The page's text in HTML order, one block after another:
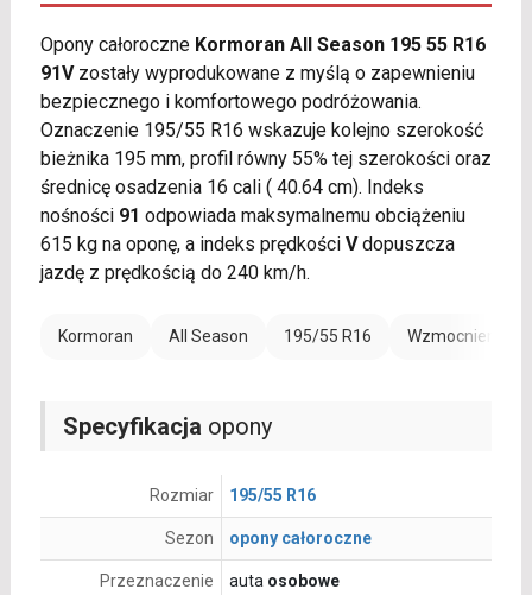
Opony całoroczne Kormoran All Season 195 55 R16
91Vzostały wyprodukowane z myślą o zapewnieniu
bezpiecznego i komfortowego podróżowania.
Oznaczenie 195/55 R16 wskazuje kolejno szerokość
bieżnika 195 mm, profil równy 55% tej szerokości oraz
średnicę osadzenia 16 cali ( 40.64 cm). Indeks
nośności 91 odpowiada maksymalnemu obciążeniu
615 kg na oponę, a indeks prędkości Vdopuszcza
jazdę z prędkością do 240 km/h.
Kormoran All Season 195/55 R16 Wzmocnienie
Specyfikacja opony
Rozmiar 195/55 R16
Sezon opony całoroczne
Przeznaczenie auta osobowe